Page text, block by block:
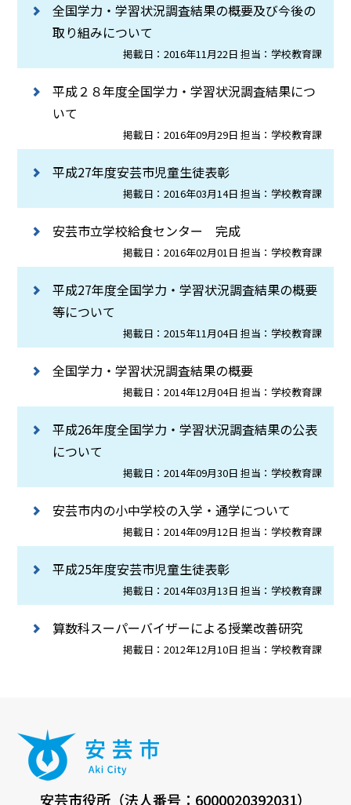
全国学力・学習状況調査結果の概要及び今後の
取り組みについて
掲載日：2016年11月22日 担当：学校教育課
平成２８年度全国学力・学習状況調査結果につ
いて
掲載日：2016年09月29日 担当：学校教育課
平成27年度安芸市児童生徒表彰
掲載日：2016年03月14日 担当：学校教育課
安芸市立学校給食センター 完成
掲載日：2016年02月01日 担当：学校教育課
平成27年度全国学力・学習状況調査結果の概要
等について
掲載日：2015年11月04日 担当：学校教育課
全国学力・学習状況調査結果の概要
掲載日：2014年12月04日 担当：学校教育課
平成26年度全国学力・学習状況調査結果の公表
について
掲載日：2014年09月30日 担当：学校教育課
安芸市内の小中学校の入学・通学について
掲載日：2014年09月12日 担当：学校教育課
平成25年度安芸市児童生徒表彰
掲載日：2014年03月13日 担当：学校教育課
算数科スーパーバイザーによる授業改善研究
掲載日：2012年12月10日 担当：学校教育課
安芸市役所（法人番号：6000020392031）